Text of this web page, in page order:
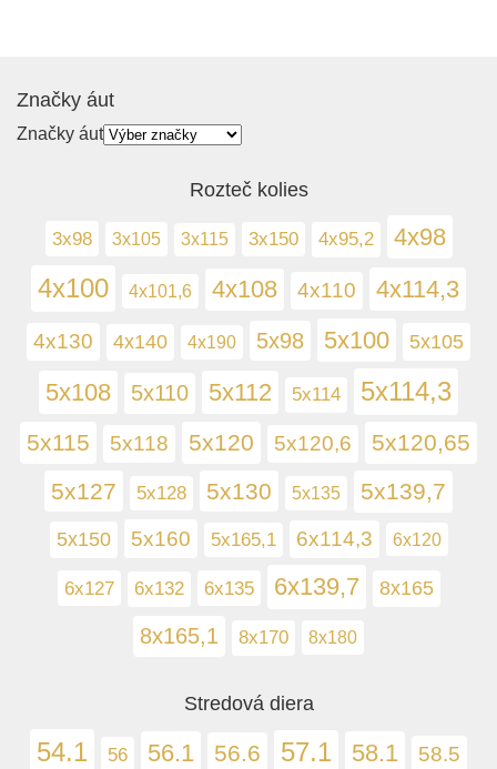
Značky áut
Značky áut
Rozteč kolies
3x98 3x105 3x115 3x150 4x95,2 4x98
4x100 4x101,6 4x108 4x110 4x114,3
4x130 4x140 4x190 5x98 5x100 5x105
5x108 5x110 5x112 5x114 5x114,3
5x115 5x118 5x120 5x120,6
5x120,65
5x127
5x128 5x130 5x135 5x139,7
5x150 5x160 5x165,1 6x114,3 6x120
6x127 6x132 6x135 6x139,7 8x165
8x165,1 8x170 8x180
Stredová diera
54.1 56 56.1 56.6 57.1 58.1 58.5